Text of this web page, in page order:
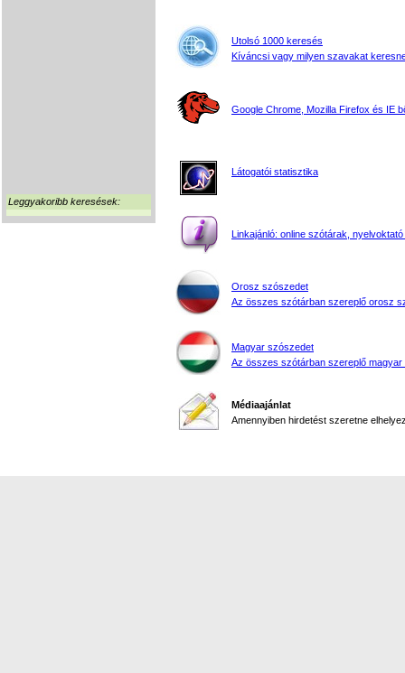
Leggyakoribb keresések:
Utolsó 1000 keresés
Kíváncsi vagy milyen szavakat
Google Chrome, Mozilla Firefox és IE
Látogatói statisztika
Linkajánló: online szótárak, nyelvoktató
Orosz szószedet
Az összes szótárban szereplő orosz
Magyar szószedet
Az összes szótárban szereplő magyar
Médiaajánlat
Amennyiben hirdetést szeretne